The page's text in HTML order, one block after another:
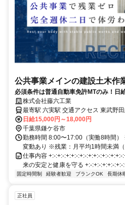
公共事業メインの建設土木作
必須条件は普通自動車免許MTのみ！日
ほぼナシ、50代・60代も現役活躍中。
株式会社藤六工業
最寄駅 六実駅 交通アクセス
日給15,000円～18,000円
千葉県鎌ケ谷市
勤務時間 8:00〜17:00（実働8時間
変動あり ※残業：月平均1時間未満（
仕事内容 +:-:+:-:+:+:-:+:-:+:+:-:+:-
来の安定と健康を守る +:-:+:-:+:+:-:+:-
固定時間制 経験者歓迎 ブランクOK 長期休
正社員